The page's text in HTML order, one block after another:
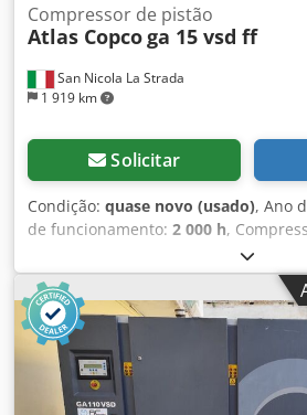
San Nicola La Strada
1 919 km
Compressor de pistão
Atlas Copcoga 15 vsd ff
Solicitar
Condição: quase novo (usado), Ano
de funcionamento: 2 000 h,
como novo (compressor de
horas de funcionamento. Somos
Preço de tabela para novo: 32.074
Iyenerf Características principais:
Potência: 15 kW / 20 cv Vazão: 2940